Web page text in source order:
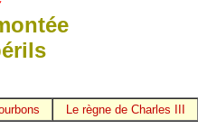
Le règne de Charles III